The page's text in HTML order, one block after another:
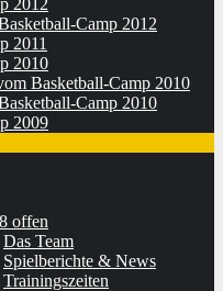
2012
Camp 2012
2011
2010
Basketball-Camp 2010
Camp 2010
2009
offen
Das Team
Spielberichte & News
Trainingszeiten